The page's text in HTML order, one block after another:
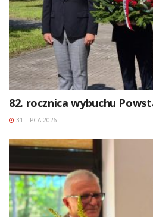
82. rocznica wybuchu
31 LIPCA 2026